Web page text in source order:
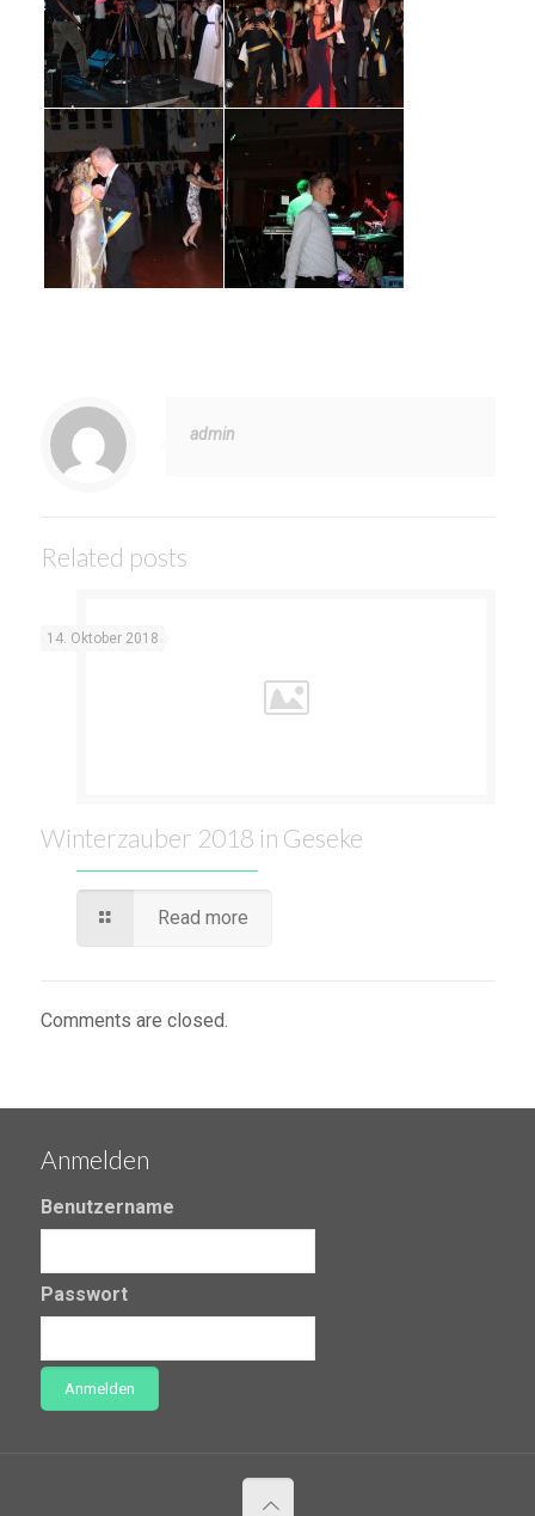
admin
Related posts
14. Oktober 2018
Winterzauber 2018 in Geseke
Read more
Comments are closed.
Anmelden
Benutzername
Passwort